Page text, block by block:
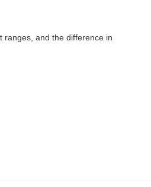
ranges, and the difference in